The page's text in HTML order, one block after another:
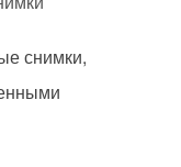
снимки,